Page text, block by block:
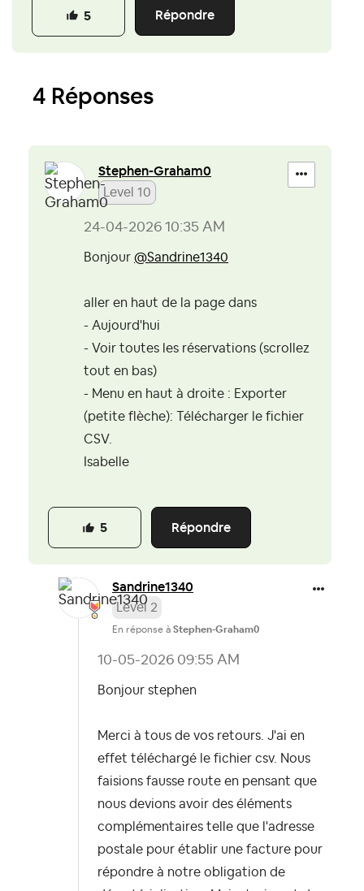
Répondre
5
4 Réponses
Stephen-Graham0
Level 10
‎24-04-2026 10:35 AM
Bonjour @Sandrine1340
aller en haut de la page dans
- Aujourd'hui
- Voir toutes les réservations (scrollez
tout en bas)
- Menu en haut à droite : Exporter
(petite flèche): Télécharger le fichier
CSV.
Isabelle
Répondre
5
Sandrine1340
Level 2
En réponse à Stephen-Graham0
‎10-05-2026 09:55 AM
Bonjour stephen
Merci à tous de vos retours. J'ai en
effet téléchargé le fichier csv. Nous
faisions fausse route en pensant que
nous devions avoir des éléments
complémentaires telle que l'adresse
postale pour établir une facture pour
répondre à notre obligation de